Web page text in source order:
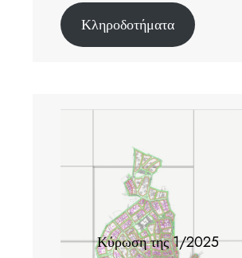
Κληροδοτήματα
Κύρωση της 1/2025